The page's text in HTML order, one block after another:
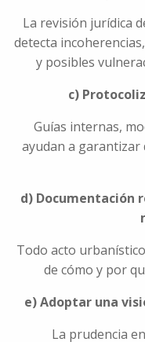
La revisión jurídica
detecta
y posibles
c)
Guías internas,
ayudan a
d) Documentación
Todo acto
de cómo y por
e) Adoptar una
La prudencia